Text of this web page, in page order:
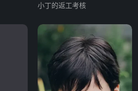
上班季
小丁的返工考核